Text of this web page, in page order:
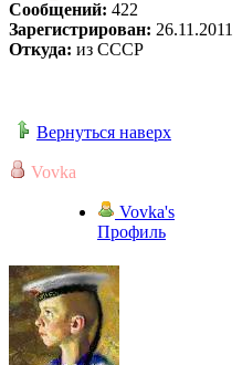
Сообщений: 422
Зарегистрирован: 26.11.2011
Откуда: из СССР
Вернуться наверх
Vovka
Vovka's
Профиль